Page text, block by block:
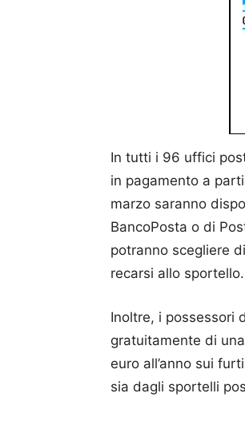
In tutti i 96 uffici
in pagamento a
marzo saranno
BancoPosta o di
potranno scegliere
recarsi allo sportello.
Inoltre, i possessori
gratuitamente di
euro all’anno sui
sia dagli sportelli